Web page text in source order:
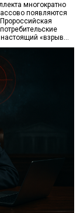
многократно
появляются
настоящий «взрыв…